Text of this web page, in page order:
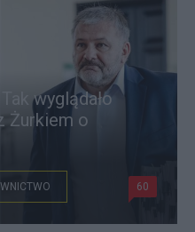
wyglądało
Żurkiem o
60